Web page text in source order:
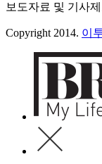
보도자료 및 기사제
Copyright 2014. 이